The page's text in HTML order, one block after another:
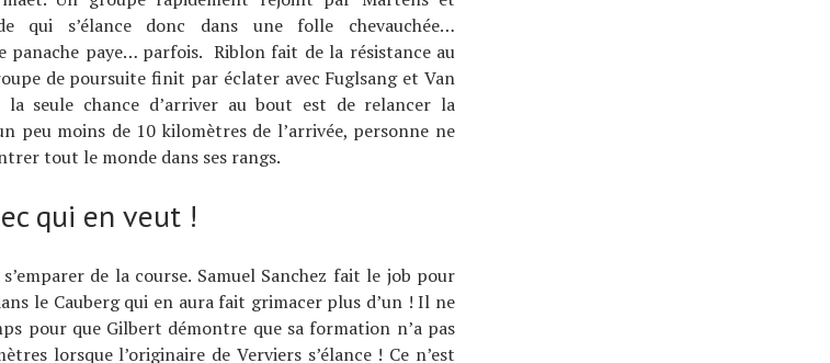
qui s’élance donc dans une folle chevauchée…
panache paye… parfois. Riblon fait de la résistance au
de poursuite finit par éclater avec Fuglsang et Van
seule chance d’arriver au bout est de relancer la
peu moins de 10 kilomètres de l’arrivée, personne ne
tout le monde dans ses rangs.
qui en veut !
de la course. Samuel Sanchez fait le job pour
le Cauberg qui en aura fait grimacer plus d’un ! Il ne
pour que Gilbert démontre que sa formation n’a pas
lorsque l’originaire de Verviers s’élance ! Ce n’est